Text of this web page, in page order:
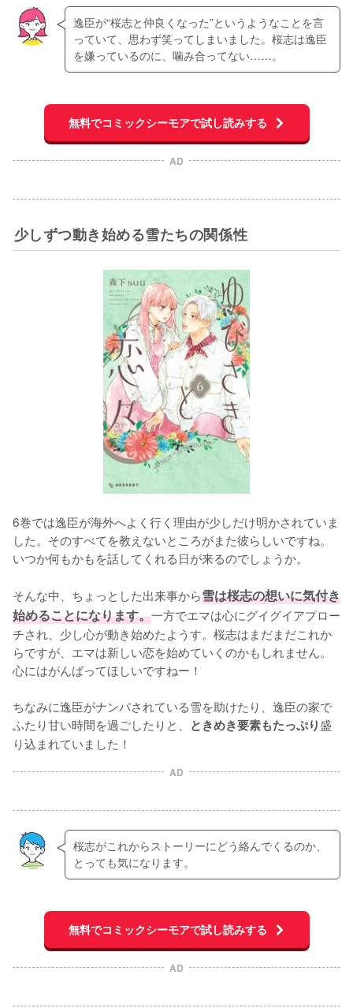
逸臣が“桜志と仲良くなった”というようなことを言
っていて、思わず笑ってしまいました。桜志は逸臣
を嫌っているのに、噛み合ってない……。
無料でコミックシーモアで試し読みする
AD
少しずつ動き始める雪たちの関係性
6巻では逸臣が海外へよく行く理由が少しだけ明かされていま
した。そのすべてを教えないところがまた彼らしいですね。
いつか何もかもを話してくれる日が来るのでしょうか。
そんな中、ちょっとした出来事から雪は桜志の想いに気付き
始めることになります。一方でエマは心にグイグイアプロー
チされ、少し心が動き始めたようす。桜志はまだまだこれか
らですが、エマは新しい恋を始めていくのかもしれません。
心にはがんばってほしいですねー！
ちなみに逸臣がナンパされている雪を助けたり、逸臣の家で
ふたり甘い時間を過ごしたりと、 ときめき要素もたっぷり盛
り込まれていました！
AD
桜志がこれからストーリーにどう絡んでくるのか、
とっても気になります。
無料でコミックシーモアで試し読みする
AD